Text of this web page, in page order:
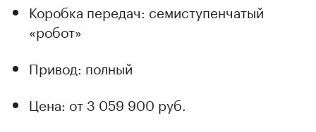
Коробка передач: семиступенчатый
«робот»
Привод: полный
Цена: от 3 059 900 руб.